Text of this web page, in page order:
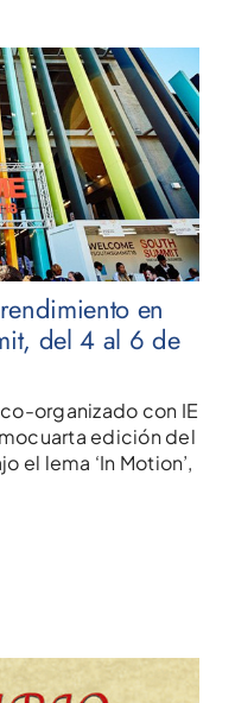
en
del 4 al 6 de
organizado con IE
edición del
el lema ‘In Motion’,